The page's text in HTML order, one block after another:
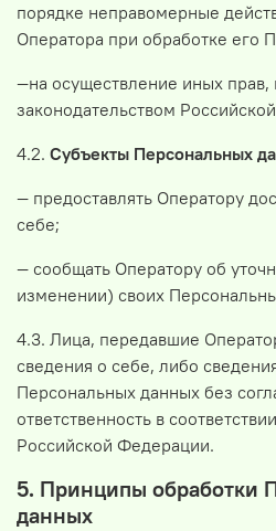
порядке неправомерные
Оператора при обработке его
—на осуществление иных
законодательством
4.2. Субъекты Персональных
— предоставлять Оператору
себе;
— сообщать Оператору об
изменении) своих
4.3. Лица, передавшие
сведения о себе, либо
Персональных данных без
ответственность в
Российской Федерации.
5. Принципы обработки
данных